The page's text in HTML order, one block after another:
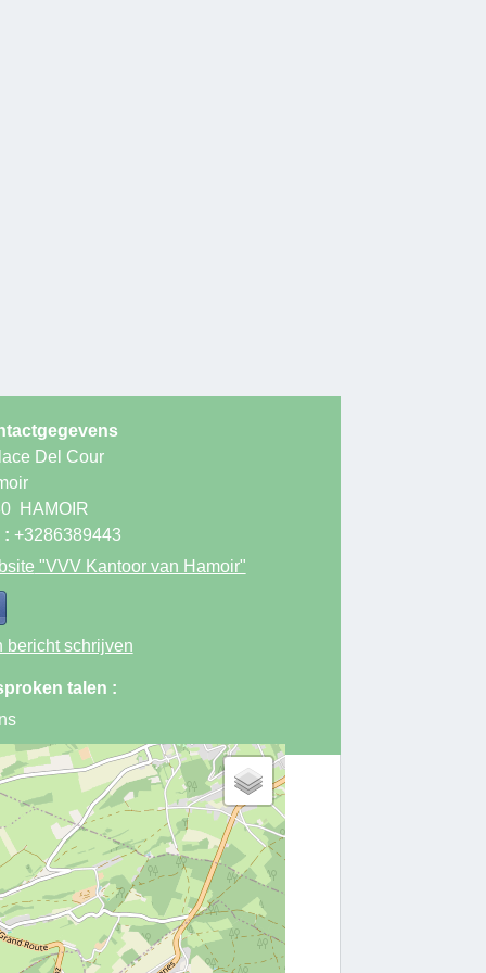
Del Cour
HAMOIR
: +3286389443
"VVV Kantoor van Hamoir"
bericht schrijven
talen :